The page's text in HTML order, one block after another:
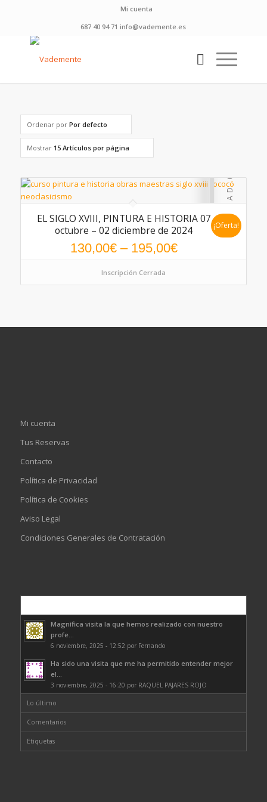
Mi cuenta
687 40 94 71 info@vademente.es
Ordenar por Por defecto
Mostrar 15 Artículos por página
EL SIGLO XVIII, PINTURA E HISTORIA 07
octubre – 02 diciembre de 2024
130,00€– 195,00€
¡Oferta!
Inscripción Cerrada
Mi cuenta
Tus Reservas
Contacto
Política de Privacidad
Política de Cookies
Aviso Legal
Condiciones Generales de Contratación
Magnífica visita la que hemos realizado con nuestro
profe...
6 noviembre, 2025 - 12:52 por Fernando
Ha sido una visita que me ha permitido entender mejor
el...
3 noviembre, 2025 - 16:20 por RAQUEL PAJARES ROJO
Lo último
Comentarios
Etiquetas